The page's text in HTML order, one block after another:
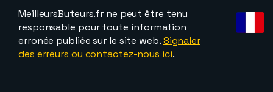
MeilleursButeurs.fr ne peut être tenu
responsable pour toute information
erronée publiée sur le site web.Signaler
des erreurs ou contactez-nous ici.